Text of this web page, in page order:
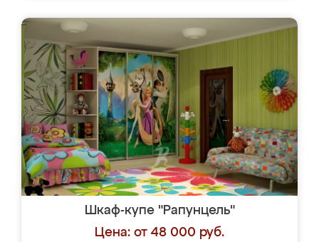
Шкаф-купе "Рапунцель"
Цена: от 48 000 руб.